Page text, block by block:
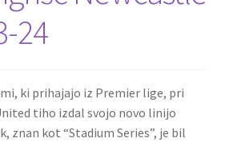
24
ki prihajajo iz Premier lige, pri
tiho izdal svojo novo linijo
znan kot “Stadium Series”, je bil